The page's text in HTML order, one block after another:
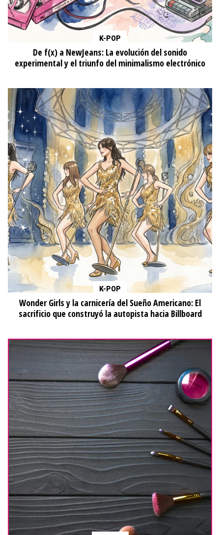
K-POP
De f(x) a NewJeans: La evolución del sonido
experimental y el triunfo del minimalismo electrónico
K-POP
Wonder Girls y la carnicería del Sueño Americano: El
sacrificio que construyó la autopista hacia Billboard